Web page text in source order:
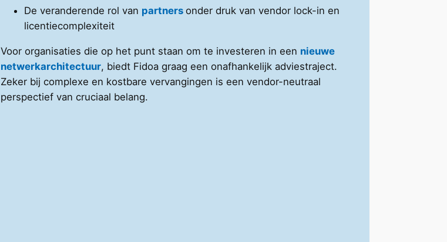
De veranderende rol van partners onder druk van vendor lock-in en
licentiecomplexiteit
Voor organisaties die op het punt staan om te investeren in een nieuwe
netwerkarchitectuur, biedt Fidoa graag een onafhankelijk adviestraject.
Zeker bij complexe en kostbare vervangingen is een vendor-neutraal
perspectief van cruciaal belang.